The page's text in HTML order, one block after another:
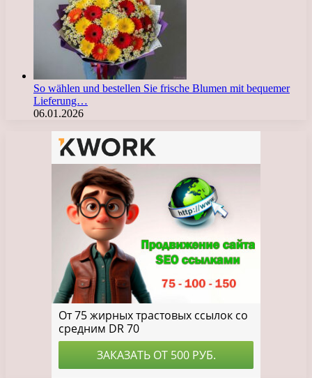
So wählen und bestellen Sie frische Blumen mit bequemer
Lieferung…
06.01.2026